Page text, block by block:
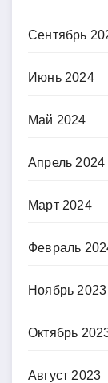
Сентябрь
Июнь 2024
Май 2024
Апрель 2024
Март 2024
Февраль
Ноябрь 2023
Октябрь
Август 2023